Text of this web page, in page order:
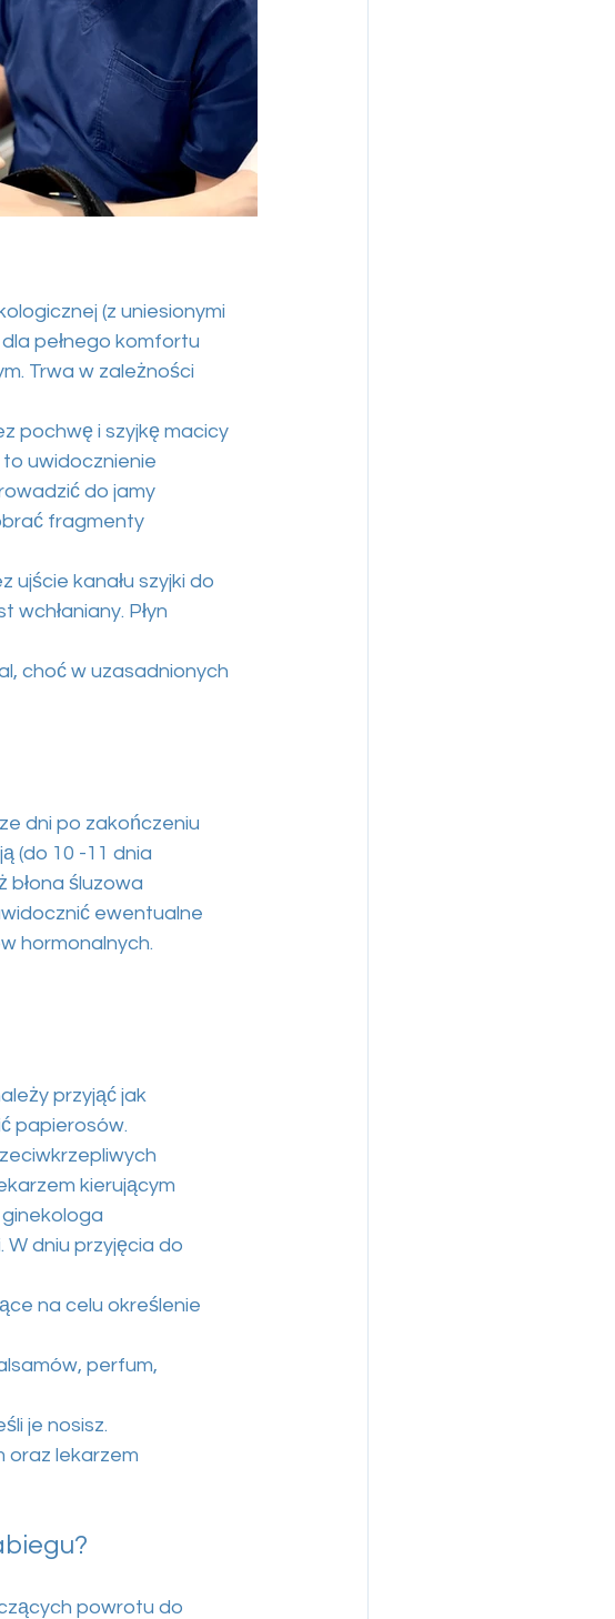
(z uniesionymi
pełnego komfortu
Trwa w zależności
pochwę i szyjkę macicy
to uwidocznienie
do jamy
fragmenty
kanału szyjki do
Płyn
choć w uzasadnionych
dni po zakończeniu
(do 10 -11 dnia
błona śluzowa
ewentualne
hormonalnych.
przyjąć jak
papierosów.
kierującym
dniu przyjęcia do
na celu określenie
perfum,
je nosisz.
oraz lekarzem
powrotu do